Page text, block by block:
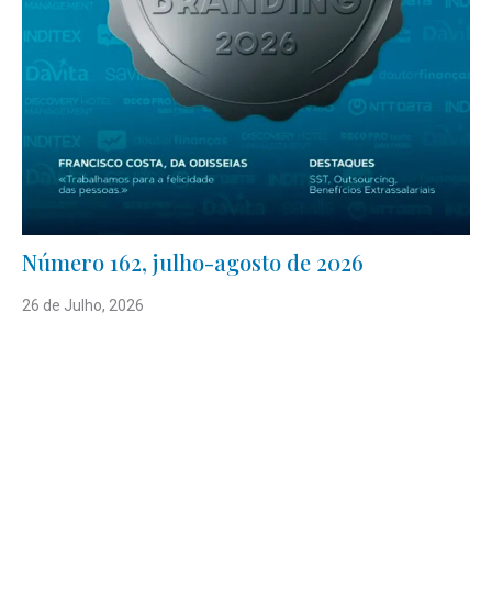
Número 162, julho-agosto de 2026
26 de Julho, 2026